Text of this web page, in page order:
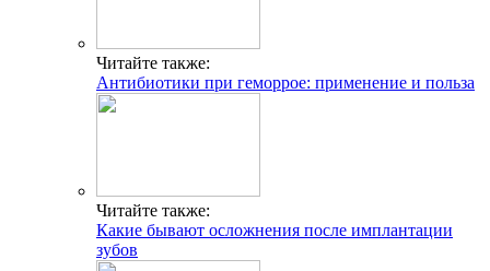
Читайте также:
Антибиотики при геморрое: применение и польза
Читайте также:
Какие бывают осложнения после имплантации
зубов